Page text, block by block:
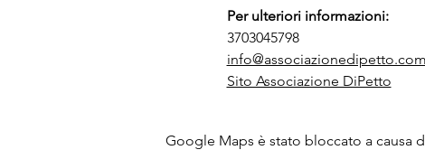
Per ulteriori informazioni:
3703045798
info@associazionedipetto.com
Sito Associazione DiPetto
Google Maps è stato bloccato a causa